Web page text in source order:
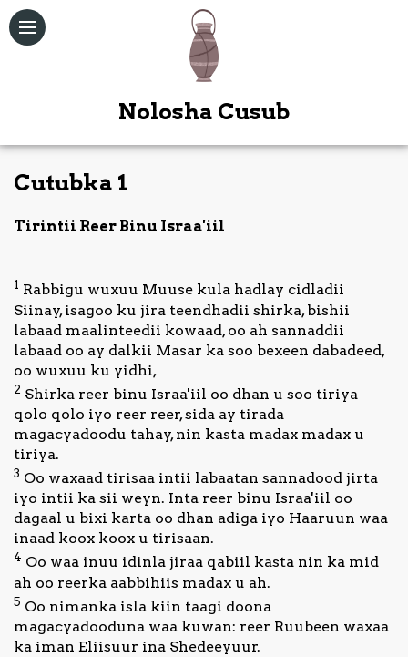
Kitaabka
Quduuska
Ah
Bogag
Kale
Nagala
soo
xiriir
Nolosha Cusub
Cutubka 1
Tirintii Reer Binu Israa'iil
1 Rabbigu wuxuu Muuse kula hadlay cidladii
Siinay, isagoo ku jira teendhadii shirka, bishii
labaad maalinteedii kowaad, oo ah sannaddii
labaad oo ay dalkii Masar ka soo bexeen dabadeed,
oo wuxuu ku yidhi,
2 Shirka reer binu Israa'iil oo dhan u soo tiriya
qolo qolo iyo reer reer, sida ay tirada
magacyadoodu tahay, nin kasta madax madax u
tiriya.
3 Oo waxaad tirisaa intii labaatan sannadood jirta
iyo intii ka sii weyn. Inta reer binu Israa'iil oo
dagaal u bixi karta oo dhan adiga iyo Haaruun waa
inaad koox koox u tirisaan.
4 Oo waa inuu idinla jiraa qabiil kasta nin ka mid
ah oo reerka aabbihiis madax u ah.
5 Oo nimanka isla kiin taagi doona
magacyadooduna waa kuwan: reer Ruubeen waxaa
ka iman Eliisuur ina Shedeeyuur.